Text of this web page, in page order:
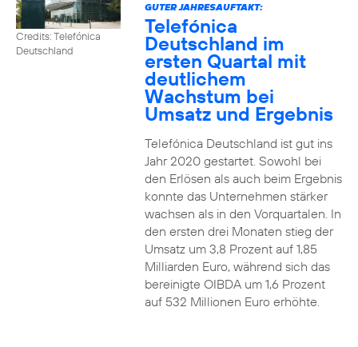
Credits: Telefónica
Deutschland
GUTER JAHRESAUFTAKT:
Telefónica
Deutschland im
ersten Quartal mit
deutlichem
Wachstum bei
Umsatz und Ergebnis
Telefónica Deutschland ist gut ins
Jahr 2020 gestartet. Sowohl bei
den Erlösen als auch beim Ergebnis
konnte das Unternehmen stärker
wachsen als in den Vorquartalen. In
den ersten drei Monaten stieg der
Umsatz um 3,8 Prozent auf 1,85
Milliarden Euro, während sich das
bereinigte OIBDA um 1,6 Prozent
auf 532 Millionen Euro erhöhte.